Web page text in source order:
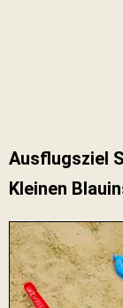
Ausflugsziel
Kleinen